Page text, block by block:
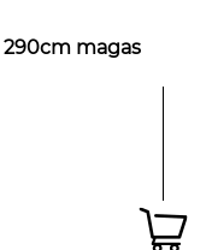
magas